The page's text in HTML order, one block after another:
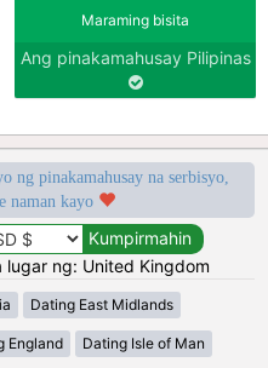
Maraming bisita
Ang pinakamahusay Pilipinas
ng pinakamahusay na serbisyo,
naman kayo
ng: United Kingdom
Dating East Midlands
England Dating Isle of Man